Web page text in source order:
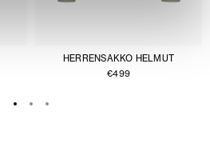
HERRENSAKKO HELMUT
€499